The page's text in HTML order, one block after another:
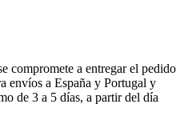
a entregar el pedido
envíos a España y Portugal y
de 3 a 5 días, a partir del día